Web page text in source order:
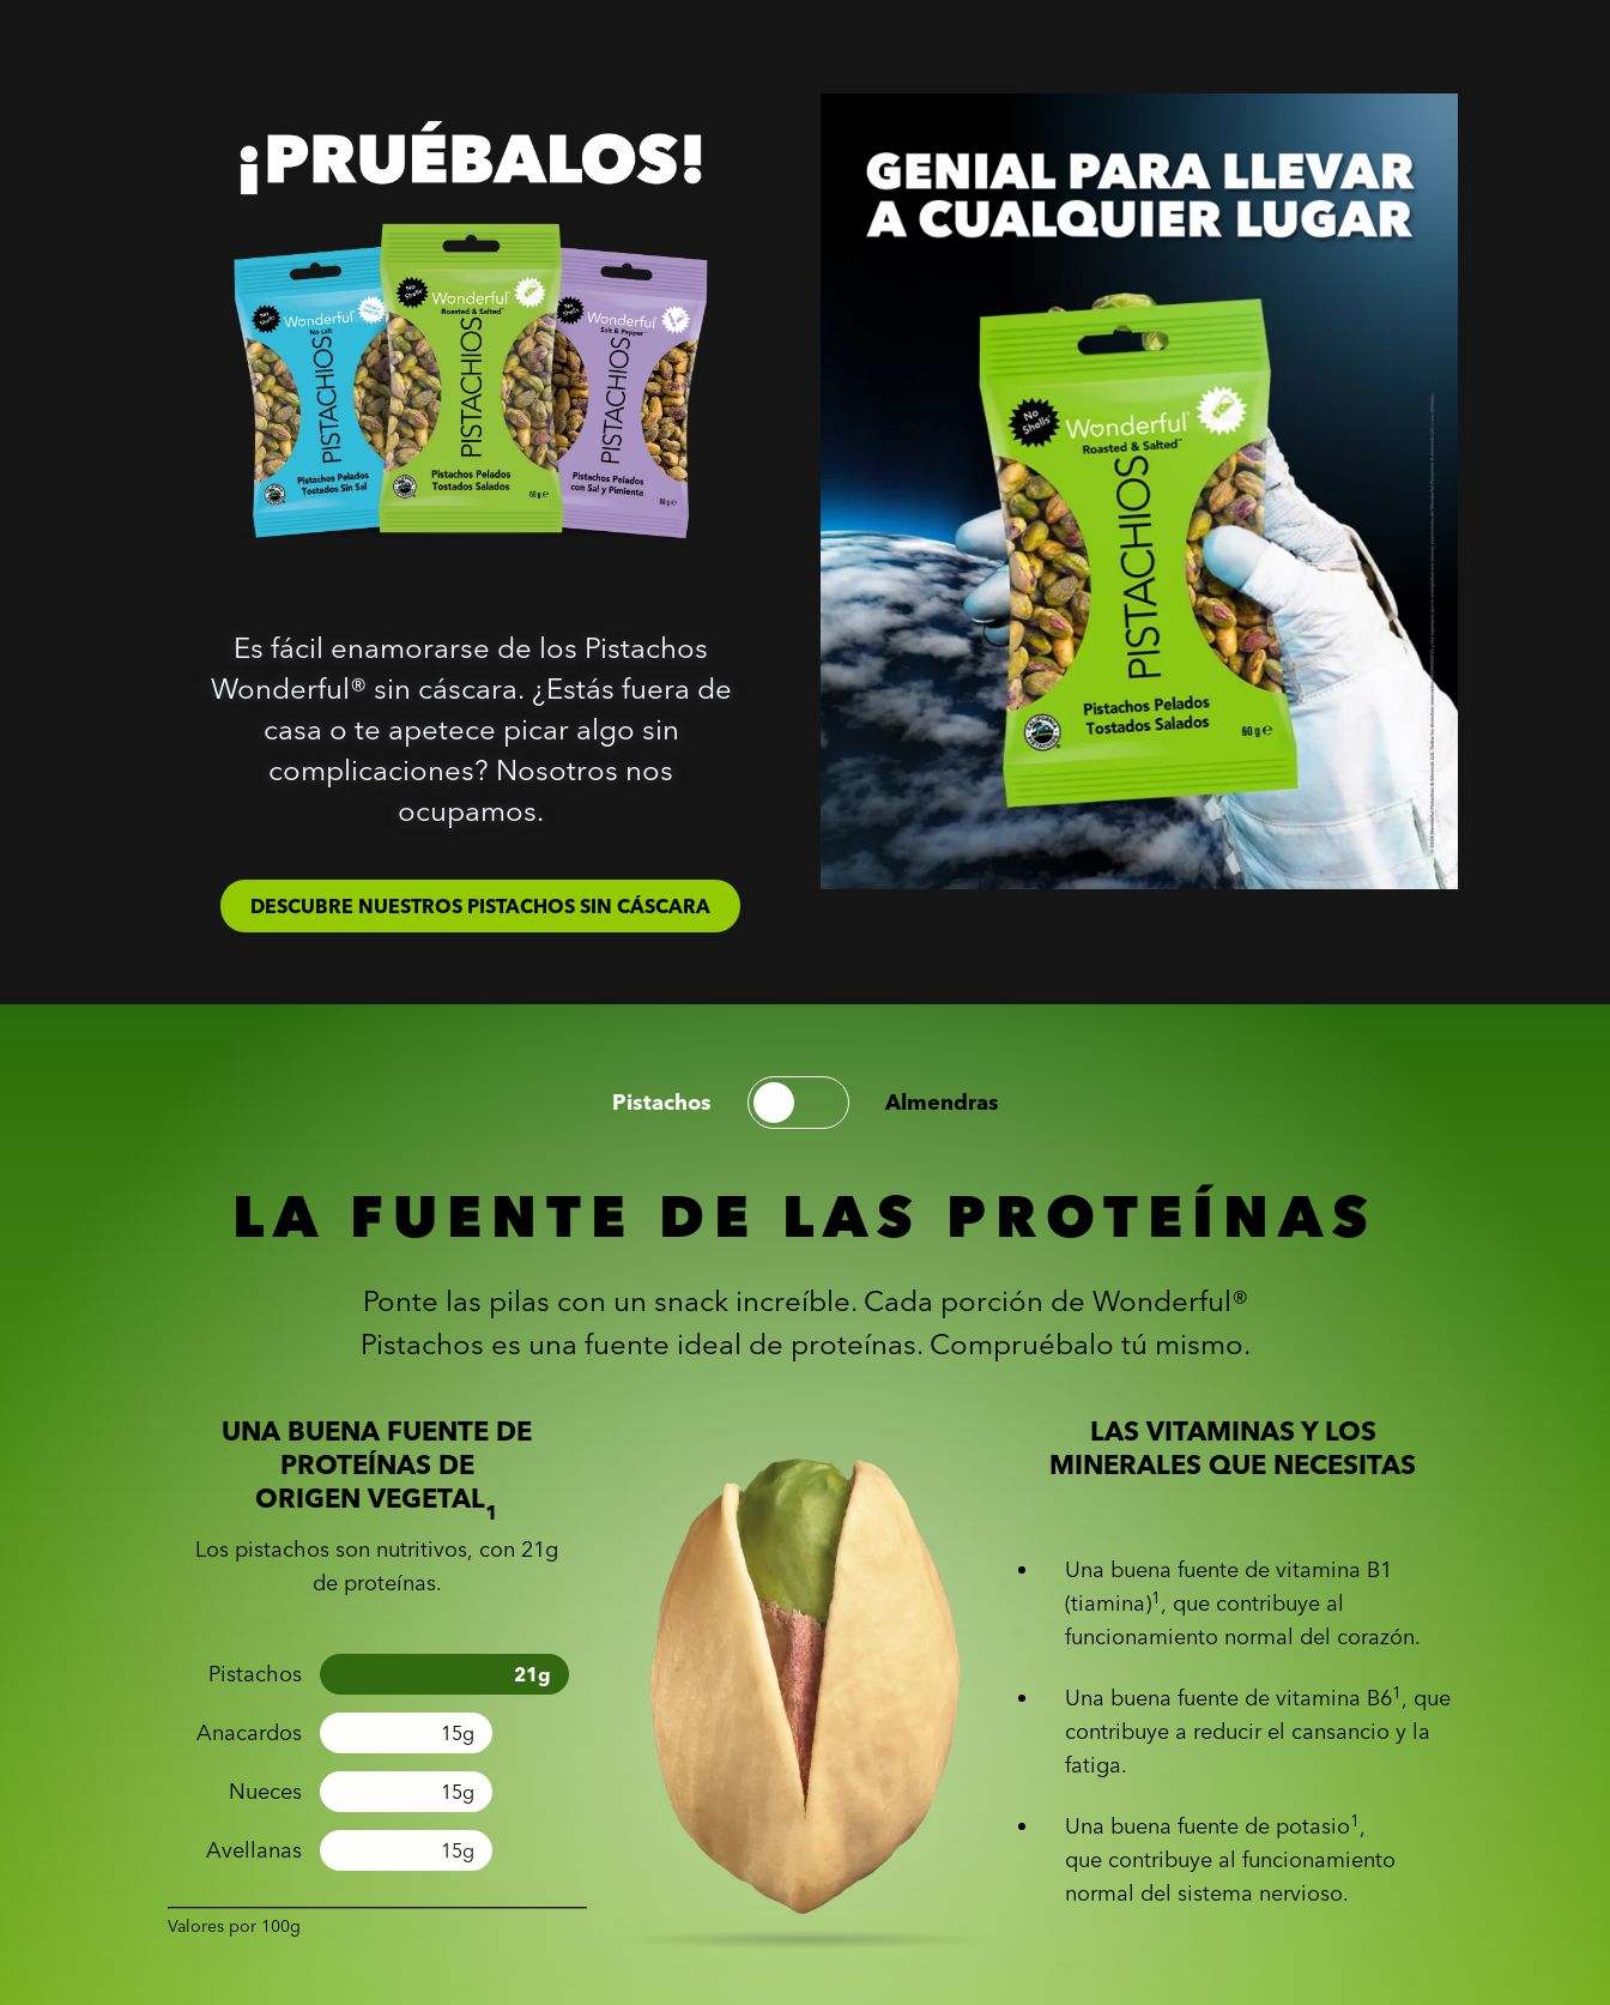
Es fácil enamorarse de los Pistachos
Wonderful® sin cáscara. ¿Estás fuera de
casa o te apetece picar algo sin
complicaciones? Nosotros nos
ocupamos.
DESCUBRE NUESTROS PISTACHOS SIN CÁSCARA
Pistachos Almendras
LA FUENTE DE LAS PROTEÍNAS
Ponte las pilas con un snack increíble. Cada porción de Wonderful®
Pistachos es una fuente ideal de proteínas. Compruébalo tú mismo.
UNA BUENA FUENTE DE
PROTEÍNAS DE
ORIGEN VEGETAL1
Los pistachos son nutritivos, con 21g
de proteínas.
Pistachos 21g
Anacardos 15g
Nueces 15g
Avellanas 15g
Valores por 100g
LAS VITAMINAS Y LOS
MINERALES QUE NECESITAS
Una buena fuente de vitamina B1
(tiamina)1 , que contribuye al
funcionamiento normal del corazón.
Una buena fuente de vitamina B61 , que
contribuye a reducir el cansancio y la
fatiga.
Una buena fuente de potasio1 ,
que contribuye al funcionamiento
normal del sistema nervioso.